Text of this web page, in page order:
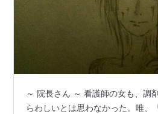
～ 院長さん ～ 看護師の女も、調
らわしいとは思わなかった。唯、